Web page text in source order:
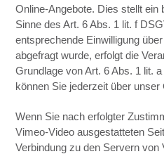
Online-Angebote. Dies stellt ein
Sinne des Art. 6 Abs. 1 lit. f
entsprechende Einwilligung
abgefragt wurde, erfolgt die
Grundlage von Art. 6 Abs. 1 lit.
können Sie jederzeit über
Wenn Sie nach erfolgter
Vimeo-Video ausgestatteten
Verbindung zu den Servern